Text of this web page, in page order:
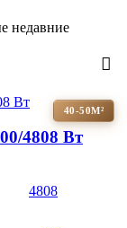
недавние
40-50М²
4808 Вт
4808